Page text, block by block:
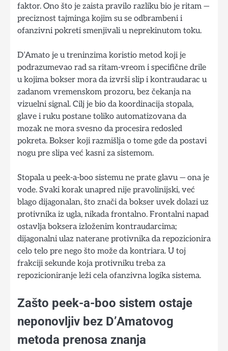
faktor. Ono što je zaista pravilo razliku bio je ritam —
preciznost tajminga kojim su se odbrambeni i
ofanzivni pokreti smenjivali u neprekinutom toku.
D’Amato je u treninzima koristio metod koji je
podrazumevao rad sa ritam-vreom i specifične drile
u kojima bokser mora da izvrši slip i kontraudarac u
zadanom vremenskom prozoru, bez čekanja na
vizuelni signal. Cilj je bio da koordinacija stopala,
glave i ruku postane toliko automatizovana da
mozak ne mora svesno da procesira redosled
pokreta. Bokser koji razmišlja o tome gde da postavi
nogu pre slipa već kasni za sistemom.
Stopala u peek-a-boo sistemu ne prate glavu — ona je
vode. Svaki korak unapred nije pravolinijski, već
blago dijagonalan, što znači da bokser uvek dolazi uz
protivnika iz ugla, nikada frontalno. Frontalni napad
ostavlja boksera izloženim kontraudarcima;
dijagonalni ulaz naterane protivnika da repozicionira
celo telo pre nego što može da kontriara. U toj
frakciji sekunde koja protivniku treba za
repozicioniranje leži cela ofanzivna logika sistema.
Zašto peek-a-boo sistem ostaje
neponovljiv bez D’Amatovog
metoda prenosa znanja